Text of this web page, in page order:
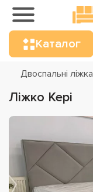
Каталог
Двоспальні ліжка
Ліжко Кері